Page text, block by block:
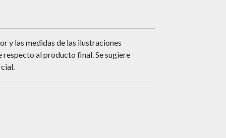
y las medidas de las ilustraciones
al producto final. Se sugiere